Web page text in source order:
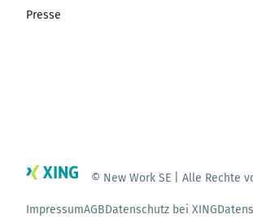
Presse
© New Work SE | Alle Rechte
ImpressumAGBDatenschutz bei XING